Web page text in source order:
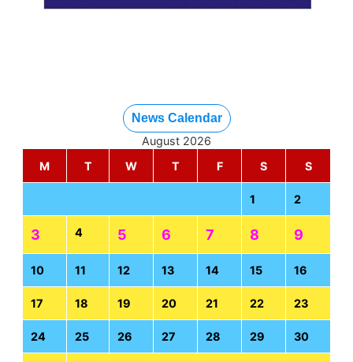
News Calendar
August 2026
M
T W T F S S
1 2
3 4 5 6 7 8 9
10 11 12 13 14 15 16
17 18 19 20 21 22 23
24 25 26 27 28 29 30